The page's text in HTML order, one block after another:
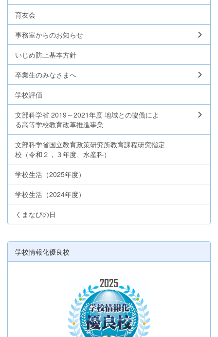
育友会
事務室からのお知らせ
いじめ防止基本方針
卒業生のみなさまへ
学校評価
文部科学省 2019～2021年度 地域との協働によ
る高等学校教育改革推進事業
文部科学省国立教育政策研究所教育課程研究指定
校（令和２，３年度、水産科）
学校生活（2025年度）
学校生活（2024年度）
くまなびの日
学校情報化優良校